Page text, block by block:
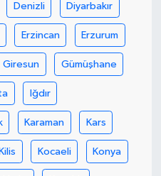
Denizli Diyarbakır
Erzincan Erzurum
Giresun Gümüşhane
Iğdır
Karaman Kars
Kocaeli Konya